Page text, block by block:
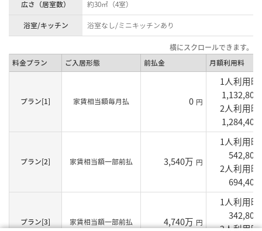
広さ（居室数）
約30㎡（4室）
浴室/キッチン
浴室なし/ミニキッチンあり
料金プラン ご入居形態 前払金 月額利用料
プラン[1] 家賃相当額毎月払 0 円
1人利用
1,132,800
2人利用
1,284,400
プラン[2] 家賃相当額一部前払 3,540万 円
1人利用
542,800
2人利用
694,400
プラン[3] 家賃相当額一部前払 4,740万 円
1人利用
342,800